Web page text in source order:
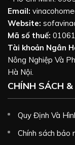
Email:
Website:
Mã số thuế:
Tài khoản Ngân
Nông Nghiệp Và
Hà Nội.
CHÍNH SÁCH
Quy Định Và
Chính sách bảo